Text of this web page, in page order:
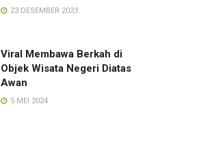
23 DESEMBER 2023
Viral Membawa Berkah di
Objek Wisata Negeri Diatas
Awan
5 MEI 2024